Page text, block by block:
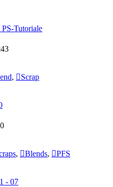
Tutoriale
,
Scrap
, Blends,
PFS
- 07